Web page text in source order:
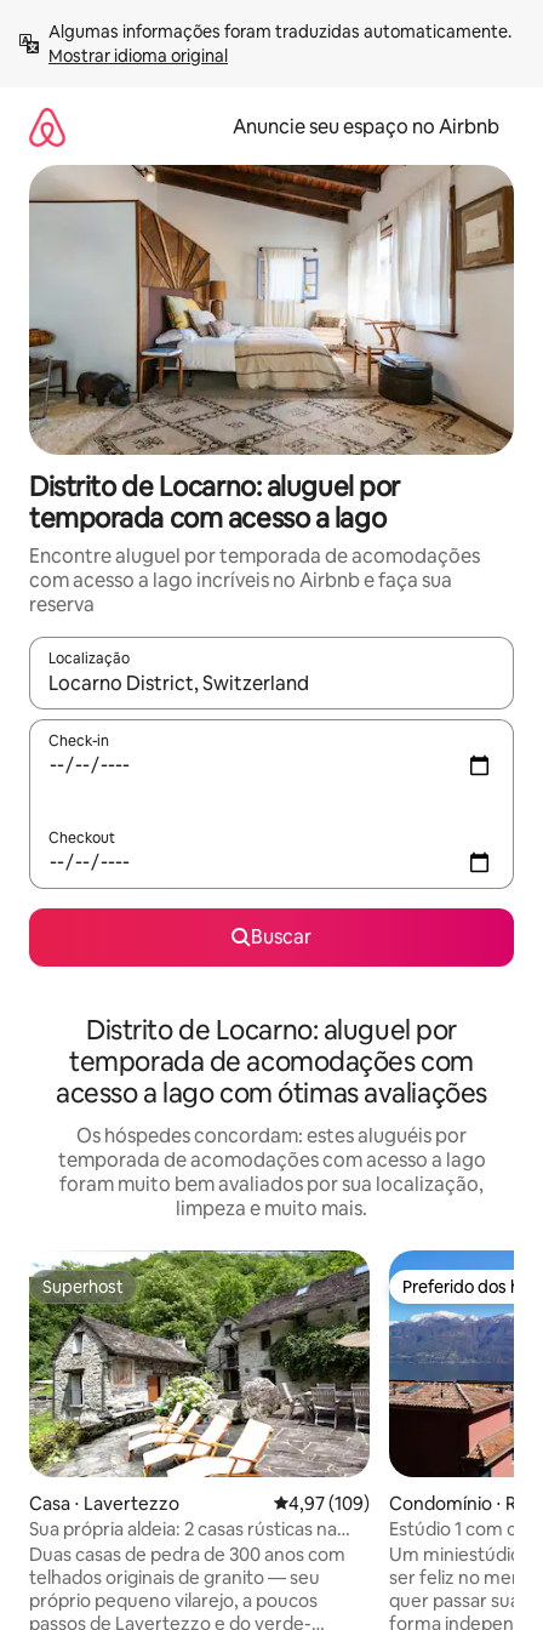
para
Mostrar idioma original
Anuncie seu espaço no Airbnb
Distrito de Locarno: aluguel por
temporada com acesso a lago
Encontre aluguel por temporada de acomodações
com acesso a lago incríveis no Airbnb e faça sua
reserva
Localização
Quando os resultados estiverem disponíveis, explore-os
Check-in
Checkout
Buscar
Distrito de Locarno: aluguel por
temporada de acomodações com
acesso a lago com ótimas avaliações
Os hóspedes concordam: estes aluguéis por
temporada de acomodações com acesso a lago
foram muito bem avaliados por sua localização,
limpeza e muito mais.
Superhost
Superhost
Casa ⋅ Lavertezzo 4,97 de uma avaliação média de
4,97 (109)
Sua própria aldeia: 2 casas rústicas na
Verzasca
Duas casas de pedra de 300 anos com
telhados originais de granito — seu
próprio pequeno vilarejo, a poucos
passos de Lavertezzo e do verde-
Preferido dos
Preferido dos
Condomínio ⋅
Ascona
Estúdio 1 com
banheiro
Um miniestúdio
ser feliz no
quer passar suas
forma